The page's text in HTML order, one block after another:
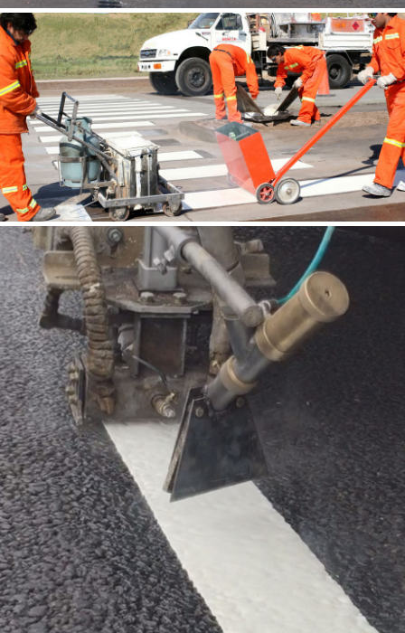
SINALIZAÇÃO VERTICAL
APLICAÇÃO DE MATERIAL TERMOPLÁSTICO POR
EXTRUSÃO MANUAL